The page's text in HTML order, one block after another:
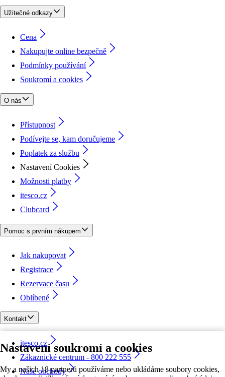
Nastavení soukromí a cookies
My a našich 18 partnerů používáme nebo ukládáme soubory cookies,
Užitečné odkazy
Cena
Nakupujte online bezpečně
Podmínky používání
Soukromí a cookies
O nás
Přístupnost
Podívejte se, kam doručujeme
Poplatek za službu
Nastavení Cookies
Možnosti platby
itesco.cz
Clubcard
Pomoc s prvním nákupem
Jak nakupovat
Registrace
Rezervace času
Oblíbené
Kontakt
itesco.cz
Zákaznické centrum - 800 222 555
Naše obchody